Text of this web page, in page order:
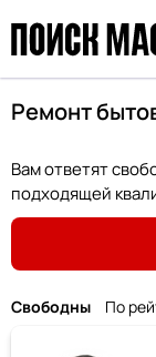
Ремонт
Вам ответят
подходящей
Свободны По